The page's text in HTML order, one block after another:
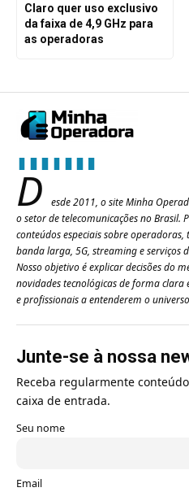
Claro quer uso exclusivo
da faixa de 4,9 GHz para
as operadoras
D
esde 2011, o site Minha
o setor de telecomunicações no Brasil.
conteúdos especiais sobre
banda larga, 5G, streaming e serviços
Nosso objetivo é explicar decisões do
novidades tecnológicas de forma
e profissionais a entenderem o
Junte-se à nossa
Receba regularmente
caixa de entrada.
Seu nome
Email